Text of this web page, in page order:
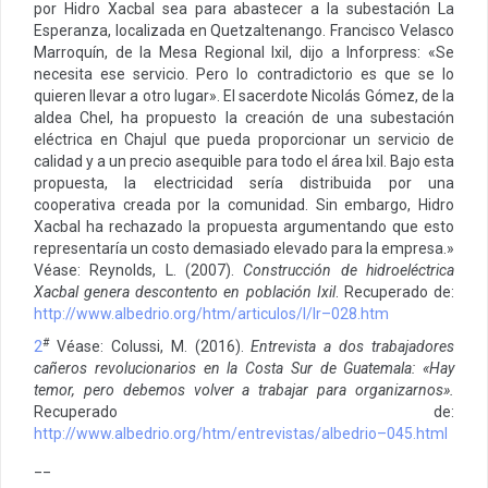
por Hidro Xacbal sea para abastecer a la subestación La
Esperanza, localizada en Quetzaltenango. Francisco Velasco
Marroquín, de la Mesa Regional Ixil, dijo a Inforpress: «Se
necesita ese servicio. Pero lo contradictorio es que se lo
quieren llevar a otro lugar». El sacerdote Nicolás Gómez, de la
aldea Chel, ha propuesto la creación de una subestación
eléctrica en Chajul que pueda proporcionar un servicio de
calidad y a un precio asequible para todo el área Ixil. Bajo esta
propuesta, la electricidad sería distribuida por una
cooperativa creada por la comunidad. Sin embargo, Hidro
Xacbal ha rechazado la propuesta argumentando que esto
representaría un costo demasiado elevado para la empresa.»
Véase: Reynolds, L. (2007). Construcción de hidroeléctrica
Xacbal genera descontento en población Ixil. Recuperado de:
http://www.albedrio.org/htm/articulos/l/lr–028.htm
2#Véase: Colussi, M. (2016).Entrevista a dos trabajadores
cañeros revolucionarios en la Costa Sur de Guatemala: «Hay
temor, pero debemos volver a trabajar para organizarnos».
Recuperado de:
http://www.albedrio.org/htm/entrevistas/albedrio–045.html